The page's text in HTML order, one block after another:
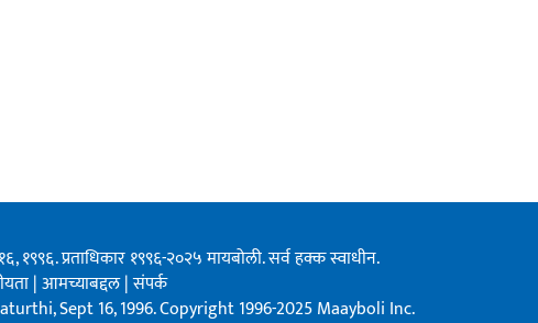
१९९६. प्रताधिकार १९९६-२०२५ मायबोली. सर्व हक्क स्वाधीन.
|आमच्याबद्दल|संपर्क
Sept 16, 1996. Copyright 1996-2025 Maayboli Inc.